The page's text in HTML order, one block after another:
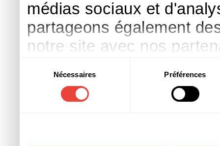
médias sociaux et
partageons également
notre site avec nos
d'autres informations
ont collectées lors de
consentement
Nécessaires Préférences